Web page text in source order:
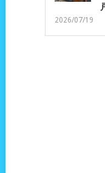
2026/07/19